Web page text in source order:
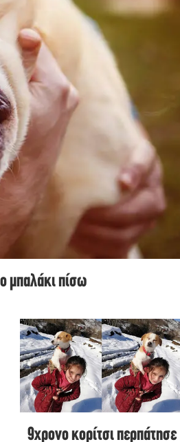
μπαλάκι πίσω
9χρονο κορίτσι περπάτησε